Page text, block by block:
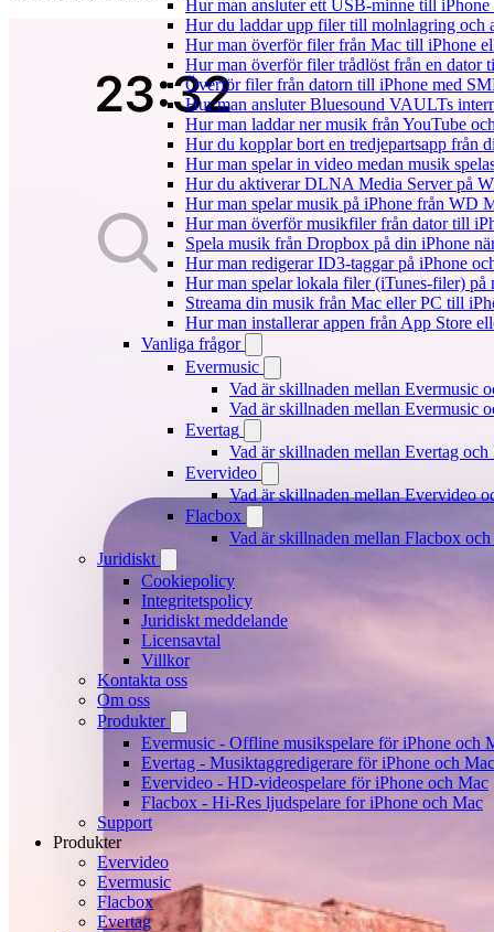
Hur man ansluter ett USB-minne till
Hur du laddar upp filer till molnlagring och
Hur man överför filer från Mac till iPhone
Hur man överför filer trådlöst från en dator
Överför filer från datorn till iPhone med
Hur man ansluter Bluesound VAULTs
Hur man laddar ner musik från YouTube
Hur du kopplar bort en tredjepartsapp från
Hur man spelar in video medan musik
Hur du aktiverar DLNA Media Server på
Hur man spelar musik på iPhone från WD
Hur man överför musikfiler från dator till
Spela musik från Dropbox på din iPhone
Hur man redigerar ID3-taggar på iPhone
Hur man spelar lokala filer (iTunes-filer) på
Streama din musik från Mac eller PC till
Hur man installerar appen från App Store
Vanliga frågor
Evermusic
Vad är skillnaden mellan Evermusic
Vad är skillnaden mellan Evermusic
Evertag
Vad är skillnaden mellan Evertag
Evervideo
Vad är skillnaden mellan Evervideo
Flacbox
Vad är skillnaden mellan Flacbox
Juridiskt
Cookiepolicy
Integritetspolicy
Juridiskt meddelande
Licensavtal
Villkor
Kontakta oss
Om oss
Produkter
Evermusic - Offline musikspelare för iPhone och
Evertag - Musiktaggredigerare för iPhone och Mac
Evervideo - HD-videospelare för iPhone och Mac
Flacbox - Hi-Res ljudspelare for iPhone och Mac
Support
Produkter
Evervideo
Evermusic
Flacbox
Evertag